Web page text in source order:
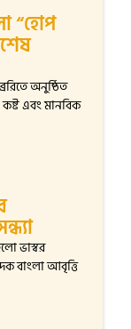
“হোপ
অনুষ্ঠিত
এবং মানবিক
ভাস্বর
বাংলা আবৃত্তি